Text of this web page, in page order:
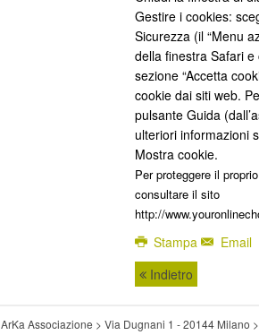
Gestire i cookies:
Sicurezza (il “Menu
della finestra Safari
sezione “Accetta
cookie dai siti web.
pulsante Guida
ulteriori informazioni
Mostra cookie.
Per proteggere il
consultare il sito
http://
Stampa
Email
Indietro
ArKa Associazione > Via Dugnani 1 - 20144 Milano